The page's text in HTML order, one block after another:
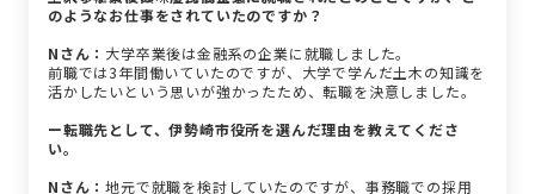
のようなお仕事をされていたのですか？
Nさん： 大学卒業後は金融系の企業に就職しました。
前職では3年間働いていたのですが、大学で学んだ土木の知識を
活かしたいという思いが強かったため、転職を決意しました。
ー転職先として、伊勢崎市役所を選んだ理由を教えてくださ
い。
Nさん：地元で就職を検討していたのですが、事務職での採用